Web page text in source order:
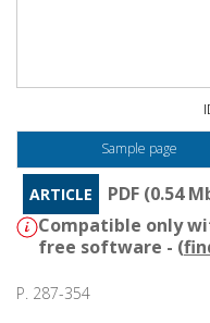
Sample page
ARTICLE
PDF (0.54
Compatible only
free software - (
P. 287-354